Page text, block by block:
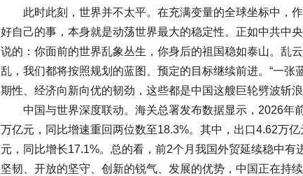
此时此刻，世界并不太平。在充满变量的全球坐标中，作
好自己的事，本身就是动荡世界最大的稳定性。正如中共中
说的：你面前的世界乱象丛生，你身后的祖国稳如泰山。乱
乱，我们都将按照规划的蓝图、预定的目标继续前进。“一张
期性、经济向新向优的韧劲，这些都是中国这艘巨轮劈波斩
中国与世界深度联动。海关总署发布数据显示，2026年
万亿元，同比增速重回两位数至18.3%。其中，出口4.62万
元，同比增长17.1%。总的看，前2个月我国外贸延续稳中有
坚韧、开放的坚守、创新的锐气、发展的优势，中国正在持